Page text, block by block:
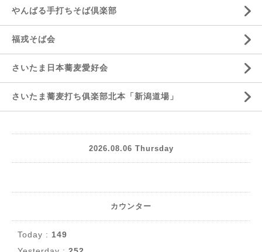
やんばる手打ちそば倶楽部
福戎そば会
さいたま日本蕎麦愛好会
さいたま蕎麦打ち俱楽部北本「新潟道場」
2026.08.06 Thursday
カウンター
Today : 149